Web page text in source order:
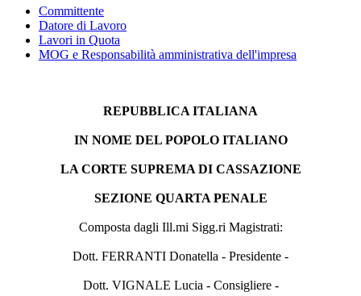
Committente
Datore di Lavoro
Lavori in Quota
MOG e Responsabilità amministrativa dell'impresa
REPUBBLICA ITALIANA
IN NOME DEL POPOLO ITALIANO
LA CORTE SUPREMA DI CASSAZIONE
SEZIONE QUARTA PENALE
Composta dagli Ill.mi Sigg.ri Magistrati:
Dott. FERRANTI Donatella - Presidente -
Dott. VIGNALE Lucia - Consigliere -